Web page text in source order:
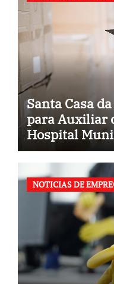
Santa Casa
para Auxiliar
Hospital
(BA)
NOTICIAS DE